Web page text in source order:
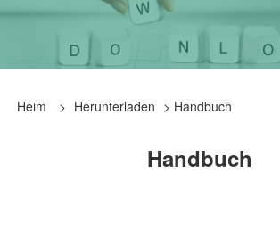
Heim > Herunterladen > Handbuch
Handbuch